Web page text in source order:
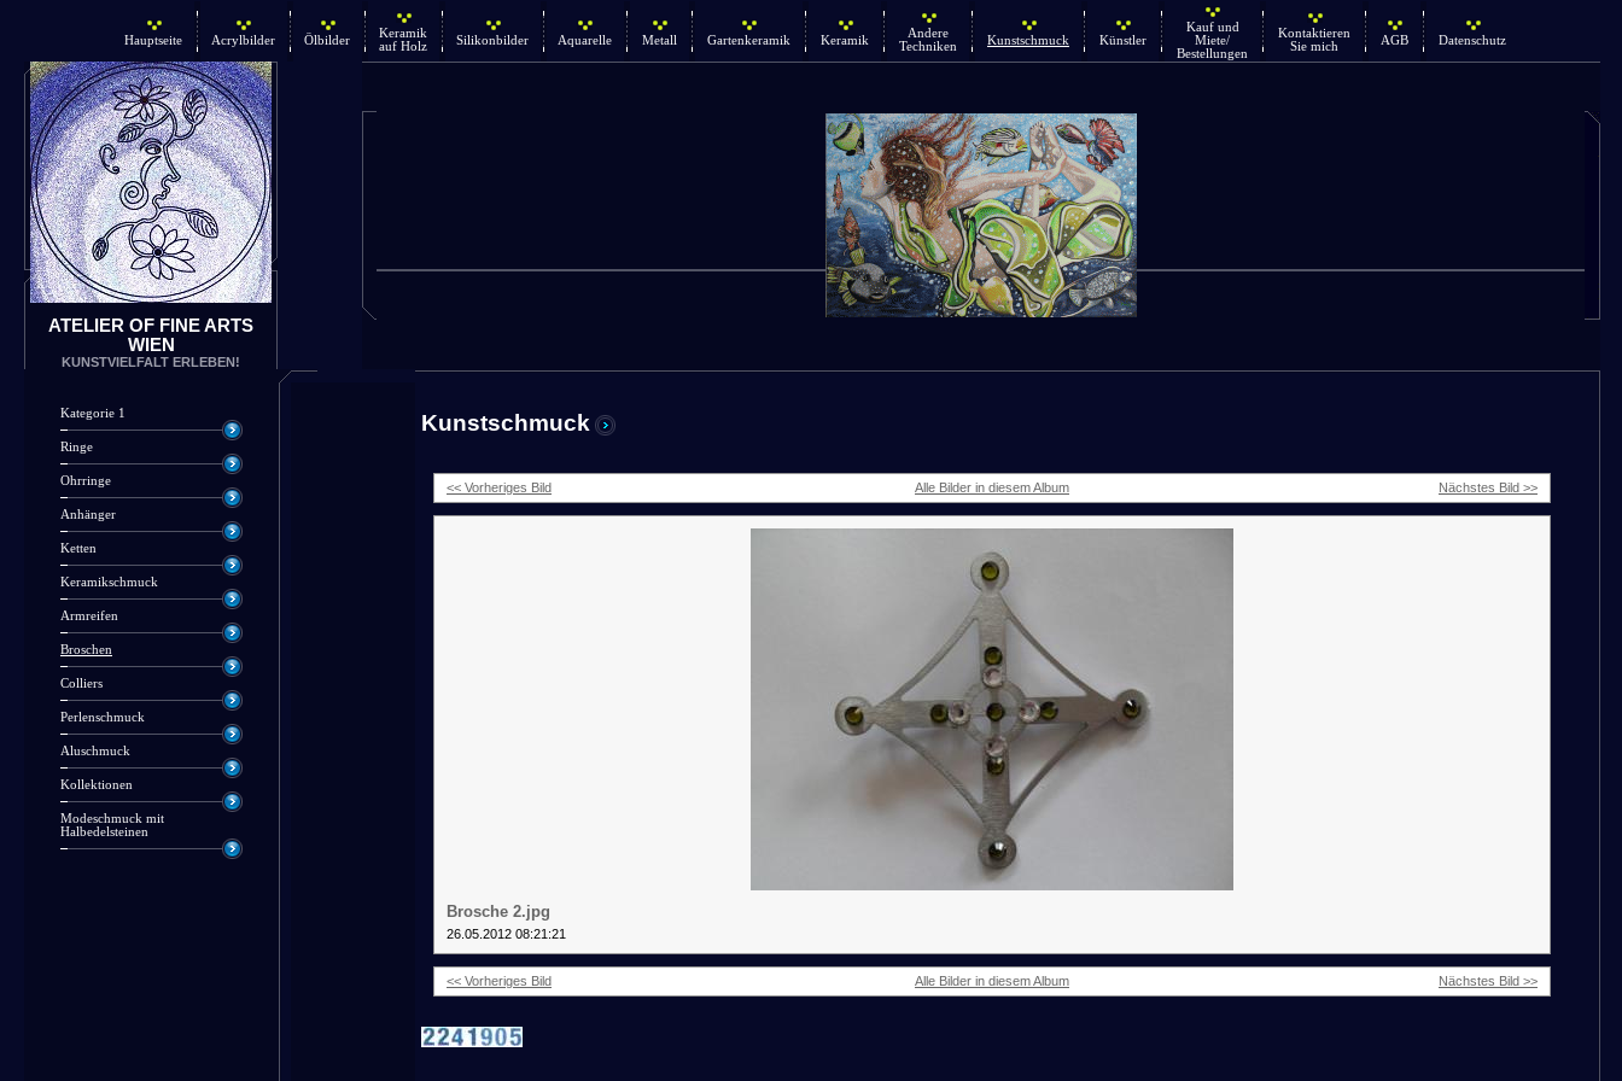
Hauptseite Acrylbilder Ölbilder
Keramik
auf Holz
Silikonbilder Aquarelle Metall Gartenkeramik Keramik
Andere
Techniken
Kunstschmuck Künstler
Kauf und
Miete/
Bestellungen
Kontaktieren
Sie mich
AGB Datenschutz
ATELIER OF FINE ARTS
WIEN
KUNSTVIELFALT ERLEBEN!
Kategorie 1
Ringe
Ohrringe
Anhänger
Ketten
Keramikschmuck
Armreifen
Broschen
Colliers
Perlenschmuck
Aluschmuck
Kollektionen
Modeschmuck mit
Halbedelsteinen
Kunstschmuck
<< Vorheriges Bild Alle Bilder in diesem Album Nächstes Bild >>
Brosche 2.jpg
26.05.2012 08:21:21
<< Vorheriges Bild Alle Bilder in diesem Album Nächstes Bild >>